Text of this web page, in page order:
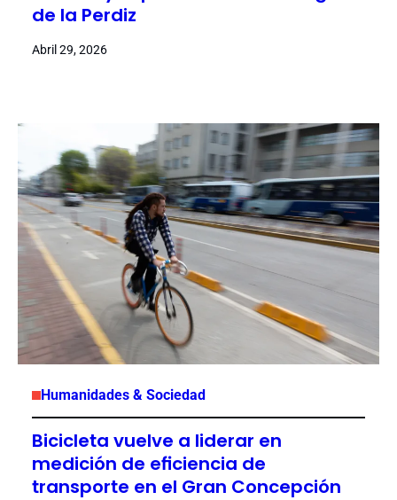
de la Perdiz
Abril 29, 2026
Humanidades & Sociedad
Bicicleta vuelve a liderar en
medición de eficiencia de
transporte en el Gran Concepción